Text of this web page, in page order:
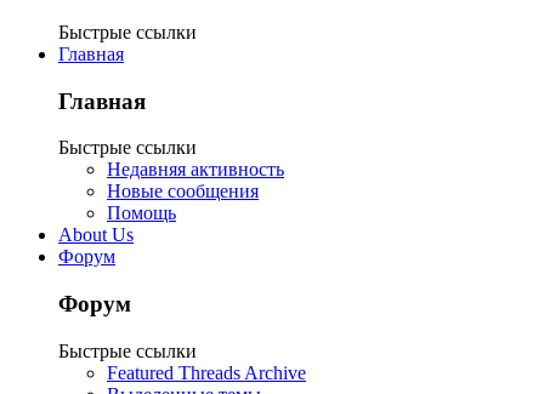
Быстрые ссылки
Главная
Главная
Быстрые ссылки
Недавняя активность
Новые сообщения
Помощь
About Us
Форум
Форум
Быстрые ссылки
Featured Threads Archive